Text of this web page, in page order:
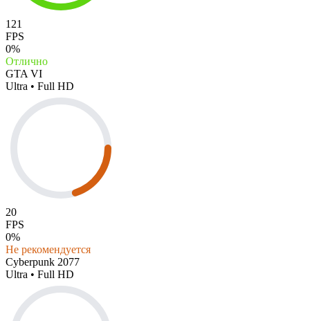
121
FPS
0%
Отлично
GTA VI
Ultra • Full HD
20
FPS
0%
Не рекомендуется
Cyberpunk 2077
Ultra • Full HD